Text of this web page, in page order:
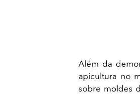
Além da
apicultura no
sobre moldes